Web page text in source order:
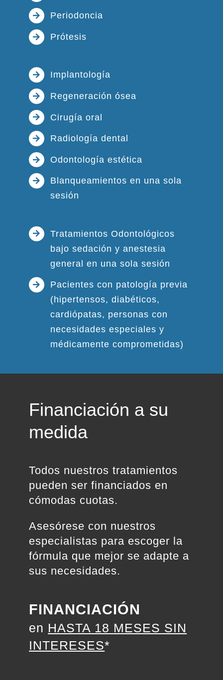
Periodoncia
Prótesis
Implantología
Regeneración ósea
Cirugía oral
Radiología dental
Odontología estética
Blanqueamientos en una sola
sesión
Tratamientos Odontológicos
bajo sedación y anestesia
general en una sola sesión
Pacientes con patología previa
(hipertensos, diabéticos,
cardiópatas, personas con
necesidades especiales y
médicamente comprometidas)
Financiación a su
medida
Todos nuestros tratamientos
pueden ser financiados en
cómodas cuotas.
Asesórese con nuestros
especialistas para escoger la
fórmula que mejor se adapte a
sus necesidades.
FINANCIACIÓN
en HASTA 18 MESES SIN
INTERESES*